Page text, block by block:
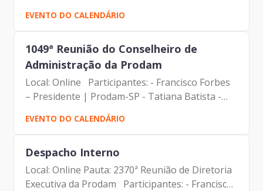
Prodam-SP - André Tomiatto de Oliveira -
Assessor da Presidência | Prodam-SP - Malde
Maria Vilas Bôas -...
EVENTO DO CALENDÁRIO
1049ª Reunião do Conselheiro de
Administração da Prodam
Local: Online Participantes: - Francisco Forbes
– Presidente | Prodam-SP - ⁠Tatiana Batista -
Assessora da Presidência | Prodam-SP -
Alexsandro Peixes Campos - Membro do
Conselho de Administração...
EVENTO DO CALENDÁRIO
Despacho Interno
Local: Online Pauta: 2370ª Reunião de Diretoria
Executiva da Prodam Participantes: - Francisco